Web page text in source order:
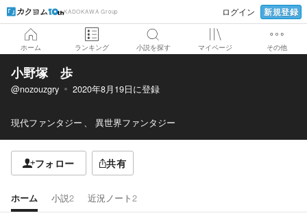
KADOKAWA Group ログイン 新規登録
ホーム ランキング 小説を探す マイページ その他
小野塚 歩
@nozouzgry 2020年8月19日に登録
現代ファンタジー 異世界ファンタジー
フォロー 共有
ホーム 小説2 近況ノート2